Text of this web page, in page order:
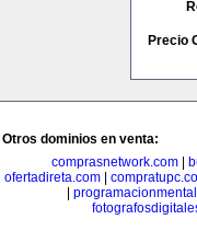
Precio
Otros dominios en venta:
comprasnetwork.com
ofertadireta.com|